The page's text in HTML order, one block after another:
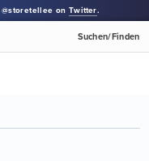
@storetellee onTwitter.
Suchen/Finden